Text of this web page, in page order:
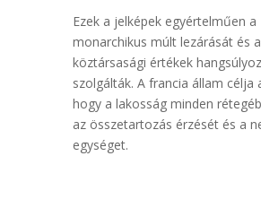
Ezek a jelképek egyértelműen a
monarchikus múlt lezárását és a
köztársasági értékek
szolgálták. A francia állam célja
hogy a lakosság minden
az összetartozás érzését és a
egységet.